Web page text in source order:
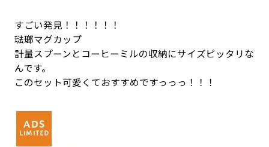
すごい発見！！！！！！
琺瑯マグカップ
計量スプーンとコーヒーミルの収納にサイズピッタリな
んです。
このセット可愛くておすすめですっっっ！！！